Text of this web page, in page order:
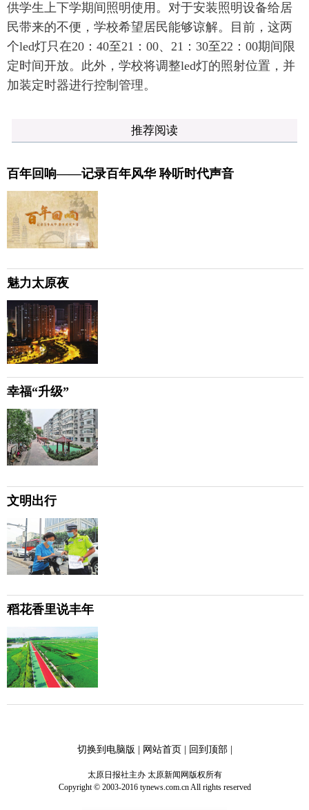
供学生上下学期间照明使用。对于安装照明设备给居
民带来的不便，学校希望居民能够谅解。目前，这两
个led灯只在20：40至21：00、21：30至22：00期间限
定时间开放。此外，学校将调整led灯的照射位置，并
加装定时器进行控制管理。
推荐阅读
百年回响——记录百年风华 聆听时代声音
魅力太原夜
幸福“升级”
文明出行
稻花香里说丰年
切换到电脑版 | 网站首页| 回到顶部|
太原日报社主办 太原新闻网版权所有
Copyright © 2003-2016 tynews.com.cn All rights reserved